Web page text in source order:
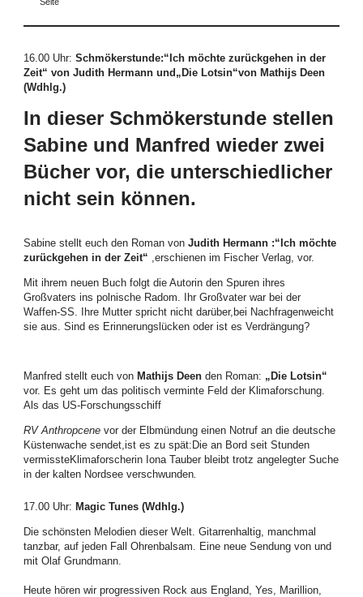
16.00 Uhr: Schmökerstunde:“Ich möchte zurückgehen in der
Zeit“ von Judith Hermann und„Die Lotsin“von Mathijs Deen
(Wdhlg.)
In dieser Schmökerstunde stellen
Sabine und Manfred wieder zwei
Bücher vor, die unterschiedlicher
nicht sein können.
Sabine stellt euch den Roman von Judith Hermann :“Ich möchte
zurückgehen in der Zeit“ ,erschienen im Fischer Verlag, vor.
Mit ihrem neuen Buch folgt die Autorin den Spuren ihres
Großvaters ins polnische Radom. Ihr Großvater war bei der
Waffen-SS. Ihre Mutter spricht nicht darüber,bei Nachfragenweicht
sie aus. Sind es Erinnerungslücken oder ist es Verdrängung?
Manfred stellt euch von Mathijs Deen den Roman: „Die Lotsin“
vor. Es geht um das politisch verminte Feld der Klimaforschung.
Als das US-Forschungsschiff
RV Anthropcene vor der Elbmündung einen Notruf an die deutsche
Küstenwache sendet,ist es zu spät:Die an Bord seit Stunden
vermissteKlimaforscherin Iona Tauber bleibt trotz angelegter Suche
in der kalten Nordsee verschwunden
17.00 Uhr: Magic Tunes (Wdhlg.)
Die schönsten Melodien dieser Welt. Gitarrenhaltig, manchmal
tanzbar, auf jeden Fall Ohrenbalsam. Eine neue Sendung von und
mit Olaf Grundmann.
Heute hören wir progressiven Rock aus England, Yes, Marillion,